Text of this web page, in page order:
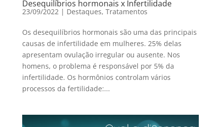
Desequilíbrios hormonais x Infertilidade
23/09/2022| Destaques, Tratamentos
Os desequilíbrios hormonais são uma das principais
causas de infertilidade em mulheres. 25% delas
apresentam ovulação irregular ou ausente. Nos
homens, o problema é responsável por 5% da
infertilidade. Os hormônios controlam vários
processos da fertilidade:...